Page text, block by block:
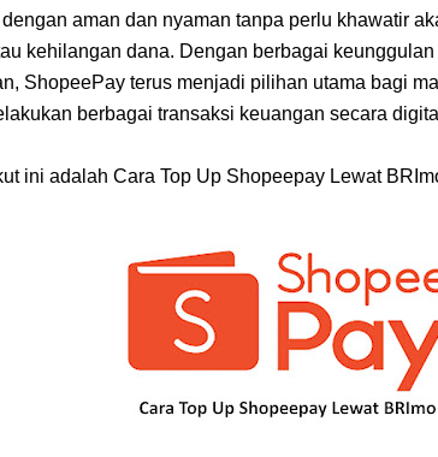
aman dan nyaman tanpa perlu khawatir
kehilangan dana. Dengan berbagai keunggulan
ShopeePay terus menjadi pilihan utama bagi
berbagai transaksi keuangan secara
ini adalah Cara Top Up Shopeepay Lewat